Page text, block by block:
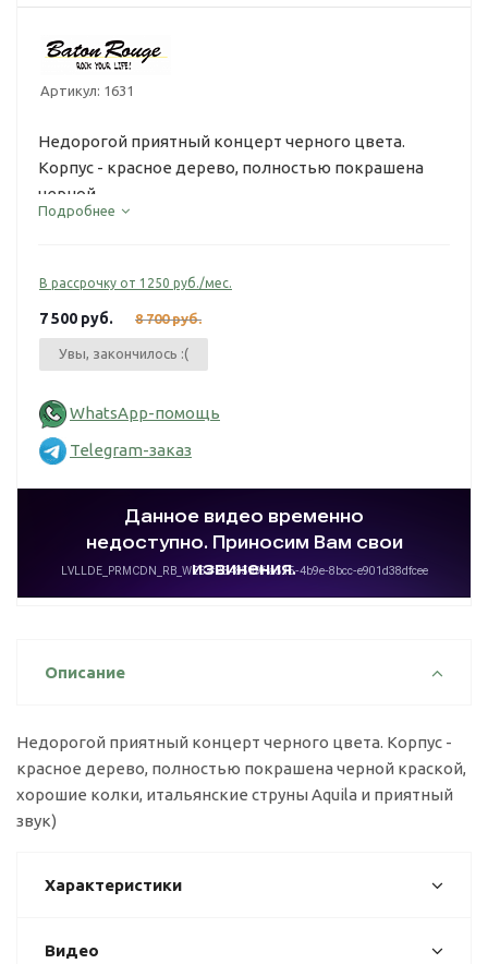
Артикул: 1631
Недорогой приятный концерт черного цвета.
Корпус - красное дерево, полностью покрашена
черной...
Подробнее
В рассрочку от 1250 руб./мес.
7 500 руб. 8 700руб.
Увы, закончилось :(
WhatsApp-помощь
Telegram-заказ
Описание
Недорогой приятный концерт черного цвета. Корпус -
красное дерево, полностью покрашена черной краской,
хорошие колки, итальянские струны Aquila и приятный
звук)
Характеристики
Видео